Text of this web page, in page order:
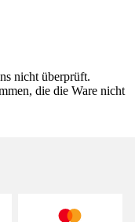
nicht überprüft.
die die Ware nicht